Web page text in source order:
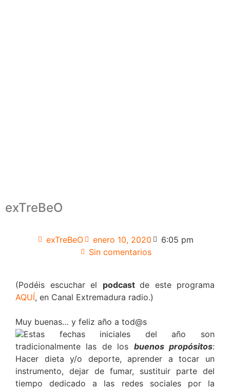
exTreBeO
exTreBeO enero 10, 2020
6:05 pm
Sin comentarios
(Podéis escuchar el podcast de este programa
AQUÍ, en Canal Extremadura radio.)
Muy buenas… y feliz año a tod@s
Estas fechas iniciales del año son
tradicionalmente las de los buenos propósitos:
Hacer dieta y/o deporte, aprender a tocar un
instrumento, dejar de fumar, sustituir parte del
tiempo dedicado a las redes sociales por la